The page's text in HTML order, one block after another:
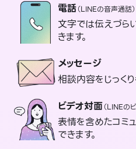
電話（LINEの音声通話）
文字では伝えづら
きます。
メッセージ
相談内容をじっく
ビデオ対面（LINEの
表情を含めたコミ
できます。